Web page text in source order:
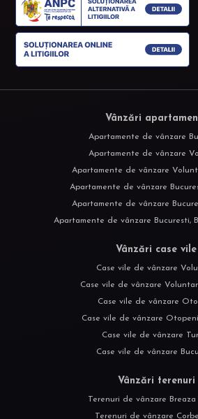
Vânzări
Apartamente de vânzare
Apartamente de vânzare
Apartamente de vânzare
Apartamente de vânzare
Apartamente de vânzare
Apartamente de vânzare Bucuresti,
Vânzări case vile
Case vile de vânzare
Case vile de vânzare
Case vile de vânzare
Case vile de vânzare
Case vile de vânzare
Case vile de vânzare
Vânzări terenuri
Terenuri de vânzare Breaza
Terenuri de vânzare